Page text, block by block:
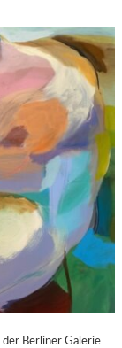
der Berliner Galerie